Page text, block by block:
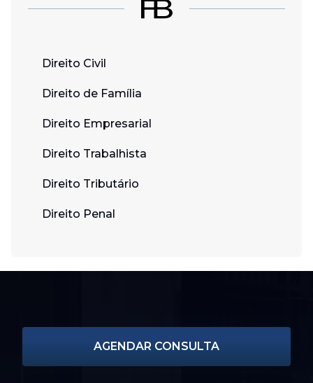
Direito Civil
Direito de Família
Direito Empresarial
Direito Trabalhista
Direito Tributário
Direito Penal
AGENDAR CONSULTA